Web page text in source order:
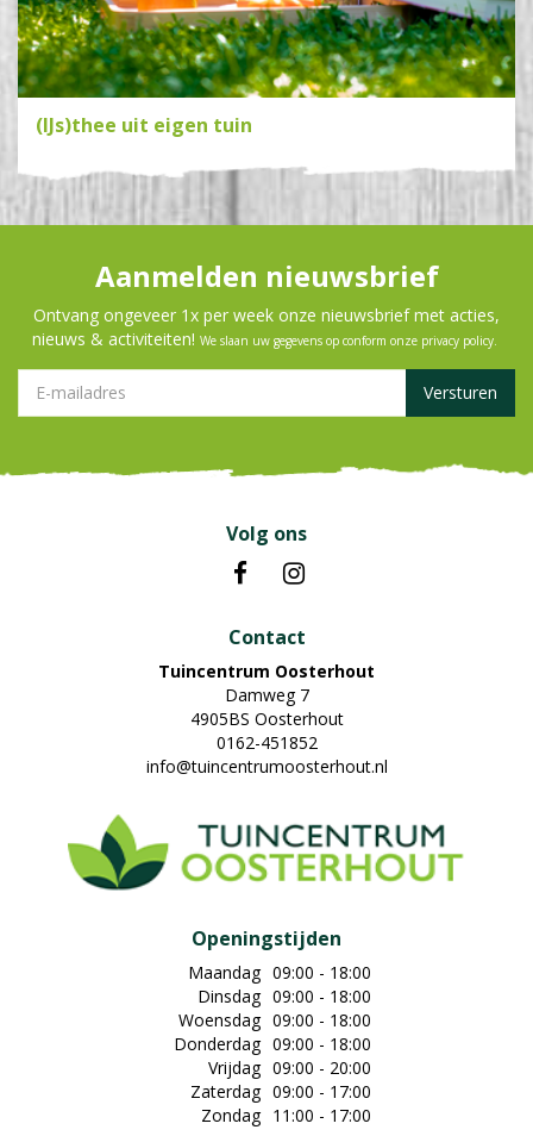
(IJs)thee uit eigen tuin
Aanmelden nieuwsbrief
Ontvang ongeveer 1x per week onze nieuwsbrief met acties,
nieuws & activiteiten! We slaan uw gegevens op conform onze privacy policy.
Volg ons
Contact
Tuincentrum Oosterhout
Damweg 7
4905BS Oosterhout
0162-451852
info@tuincentrumoosterhout.nl
Openingstijden
Maandag 09:00 - 18:00
Dinsdag 09:00 - 18:00
Woensdag 09:00 - 18:00
Donderdag 09:00 - 18:00
Vrijdag 09:00 - 20:00
Zaterdag 09:00 - 17:00
Zondag 11:00 - 17:00